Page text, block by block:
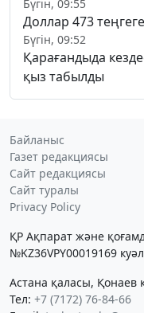
Бүгін, 09:55
Доллар 473
Бүгін, 09:52
Қарағандыда
қыз табылды
Байланыс
Газет редакциясы
Сайт редакциясы
Сайт туралы
Privacy Policy
ҚР Ақпарат және
№KZ36VPY00019169
Астана қаласы, Қонаев
Тел: +7 (7172) 76-84-66